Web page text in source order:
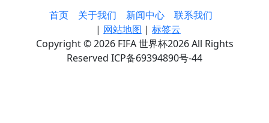
首页 关于我们 新闻中心
联系我们
| 网站地图 | 标签云
Copyright © 2026 FIFA 世界杯2026 All Rights
Reserved ICP备69394890号-44